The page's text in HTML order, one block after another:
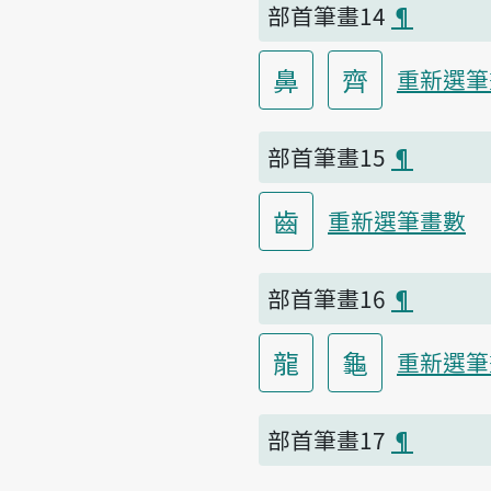
部首筆畫14 ¶
鼻 齊 重新選
部首筆畫15 ¶
齒 重新選筆畫數
部首筆畫16 ¶
龍 龜 重新選
部首筆畫17 ¶